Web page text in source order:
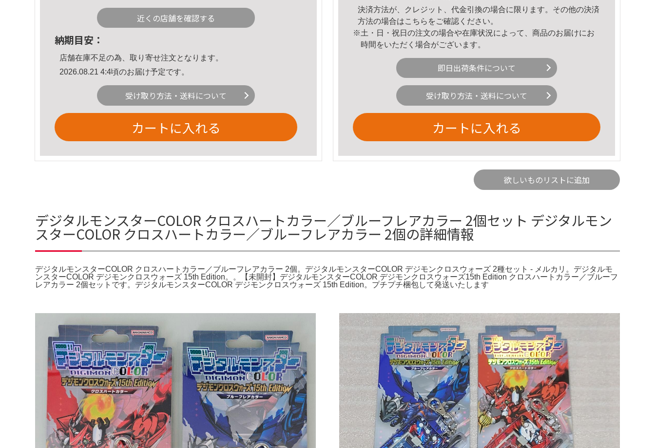
近くの店舗を確認する
納期目安：
店舗在庫不足の為、取り寄せ注文となります。
2026.08.21 4:4頃のお届け予定です。
受け取り方法・送料について
カートに入れる
決済方法が、クレジット、代金引換の場合に限ります。その他の決済
方法の場合はこちら をご確認ください。
※土・日・祝日の注文の場合や在庫状況によって、商品のお届けにお
時間をいただく場合がございます。
即日出荷条件について
受け取り方法・送料について
カートに入れる
欲しいものリストに追加
デジタルモンスターCOLOR クロスハートカラー／ブルーフレアカラー 2個セット デジタルモン
スターCOLOR クロスハートカラー／ブルーフレアカラー 2個の詳細情報
デジタルモンスターCOLOR クロスハートカラー／ブルーフレアカラー 2個。デジタルモンスターCOLOR デジモンクロスウォーズ 2種セット - メルカリ。デジタルモ
ンスターCOLOR デジモンクロスウォーズ 15th Edition。。【未開封】デジタルモンスターCOLOR デジモンクロスウォーズ15th Edition クロスハートカラー／ブルーフ
レアカラー 2個セットです。デジタルモンスターCOLOR デジモンクロスウォーズ 15th Edition。プチプチ梱包して発送いたします